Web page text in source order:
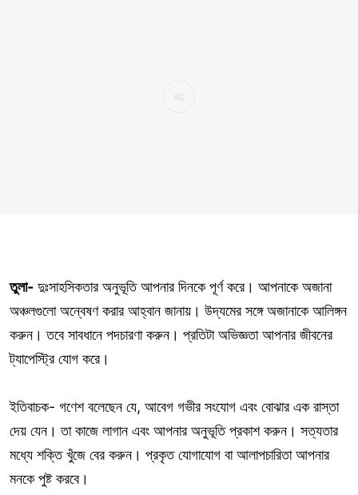
তুলা- দুঃসাহসিকতার অনুভূতি আপনার দিনকে পূর্ণ করে। আপনাকে অজানা
অঞ্চলগুলো অন্বেষণ করার আহ্বান জানায়। উদ্যমের সঙ্গে অজানাকে আলিঙ্গন
করুন। তবে সাবধানে পদচারণা করুন। প্রতিটা অভিজ্ঞতা আপনার জীবনের
ট্যাপেস্ট্রি যোগ করে।
ইতিবাচক- গণেশ বলেছেন যে, আবেগ গভীর সংযোগ এবং বোঝার এক রাস্তা
দেয় যেন। তা কাজে লাগান এবং আপনার অনুভূতি প্রকাশ করুন। সত্যতার
মধ্যে শক্তি খুঁজে বের করুন। প্রকৃত যোগাযোগ বা আলাপচারিতা আপনার
মনকে পুষ্ট করবে।